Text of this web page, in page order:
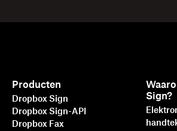
Producten
Dropbox Sign
Dropbox Sign-API
Dropbox Fax
Sign?